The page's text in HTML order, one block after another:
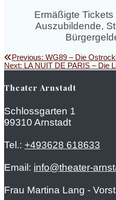
Ermäßigte
Auszubildende,
Previous: Previous
post:
WG89 – Die
Next: Next
LA NUIT DE PARIS – Die
Theater Arnstadt
Schlossgarten 1
99310 Arnstadt
Tel.: +493628 618633
Email: info@theater-
Frau Martina Lang -